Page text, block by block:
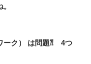
ーク） は問題⁈ 4つ